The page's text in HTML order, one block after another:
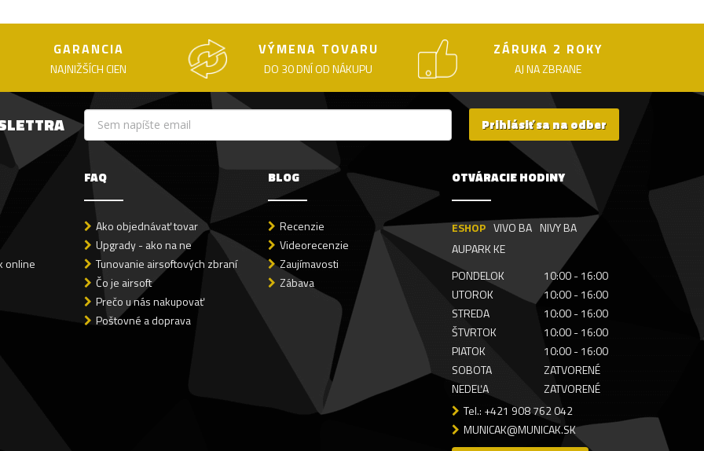
GARANCIA
NAJNIŽŠÍCH CIEN
VÝMENA TOVARU
DO 30 DNÍ OD NÁKUPU
ZÁRUKA 2 ROKY
AJ NA ZBRANE
Prihlásiť sa na odber
online
FAQ
Ako objednávať tovar
Upgrady - ako na ne
Tunovanie airsoftových zbraní
Čo je airsoft
Prečo u nás nakupovať
Poštovné a doprava
BLOG
Recenzie
Videorecenzie
Zaujímavosti
Zábava
OTVÁRACIE HODINY
ESHOP VIVO BA NIVY BA
AUPARK KE
PONDELOK
10:00 - 16:00
UTOROK
10:00 - 16:00
STREDA
10:00 - 16:00
ŠTVRTOK
10:00 - 16:00
PIATOK
10:00 - 16:00
SOBOTA
ZATVORENÉ
NEDEĽA
ZATVORENÉ
Tel.: +421 908 762 042
MUNICAK@MUNICAK.SK